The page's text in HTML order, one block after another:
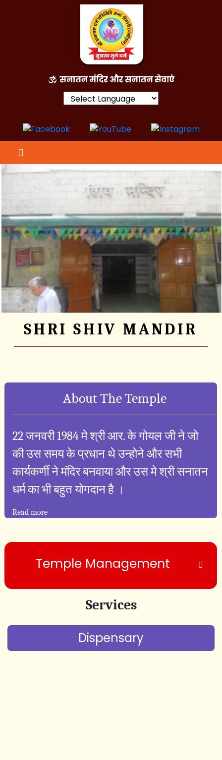
SHRI SHIV MANDIR
About The Temple
22 जनवरी 1984 मे श्री आर. के गोयल जी ने जो
की उस समय के प्रधान थे उन्होने और सभी
कार्यकर्णी ने मंदिर बनवाया और उस मे श्री सनातन
धर्म का भी बहुत योगदान है ।
Read more
Temple Management
Services
Dispensary